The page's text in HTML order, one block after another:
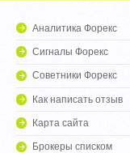
Аналитика Форекс
Сигналы Форекс
Советники Форекс
Как написать отзыв
Карта сайта
Брокеры списком